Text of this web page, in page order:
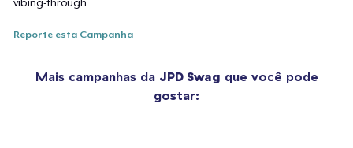
vibing-through
Reporte esta Campanha
Mais campanhas da JPD Swag que você pode
gostar: